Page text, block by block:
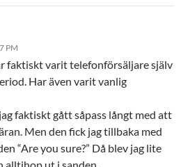
PM
faktiskt varit telefonförsäljare själv
Har även varit vanlig
faktiskt gått såpass långt med att
Men den fick jag tillbaka med
“Are you sure?” Då blev jag lite